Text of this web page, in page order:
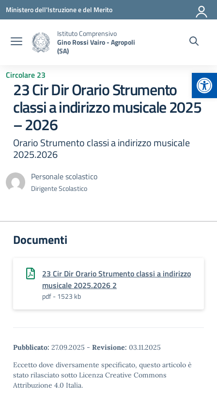
Vai ai contenuti
Vai al menu di navigazione
Vai al footer
Ministero dell'Istruzione e del Merito
Istituto Comprensivo
Gino Rossi Vairo - Agropoli
(SA)
Circolare 23
23 Cir Dir Orario Strumento
classi a indirizzo musicale 2025
– 2026
Orario Strumento classi a indirizzo musicale
2025.2026
Personale scolastico
Dirigente Scolastico
Documenti
23 Cir Dir Orario Strumento classi a indirizzo
musicale 2025.2026 2
pdf - 1523 kb
Pubblicato: 27.09.2025 - Revisione: 03.11.2025
Eccetto dove diversamente specificato, questo articolo è
stato rilasciato sotto Licenza Creative Commons
Attribuzione 4.0 Italia.